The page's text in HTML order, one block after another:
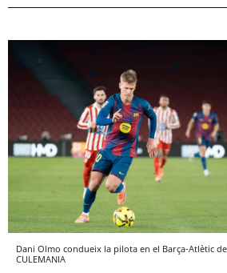
Dani Olmo condueix la pilota en el Barça-Atlètic
CULEMANIA